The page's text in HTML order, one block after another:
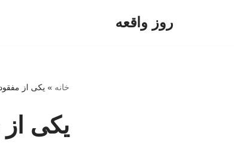
روز واقعه
خانه » یکی از
یکی